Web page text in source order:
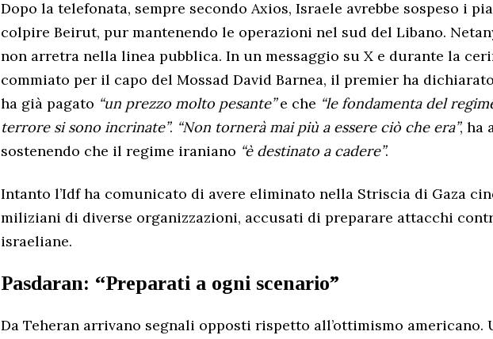
Dopo la telefonata, sempre secondo Axios, Israele avrebbe sospeso i
colpire Beirut, pur mantenendo le operazioni nel sud del Libano.
non arretra nella linea pubblica. In un messaggio su X e durante la
commiato per il capo del Mossad David Barnea, il premier ha
ha già pagato “un prezzo molto pesante”e che “le fondamenta del
terrore si sono incrinate”. “Non tornerà mai più a essere ciò che era”, ha
sostenendo che il regime iraniano “è destinato a cadere”.
Intanto l’Idf ha comunicato di avere eliminato nella Striscia di Gaza
miliziani di diverse organizzazioni, accusati di preparare attacchi
israeliane.
Pasdaran: “Preparati a ogni scenario”
Da Teheran arrivano segnali opposti rispetto all’ottimismo americano.